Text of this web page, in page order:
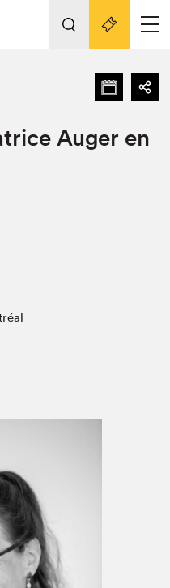
Salon
Nos activités
Auger en